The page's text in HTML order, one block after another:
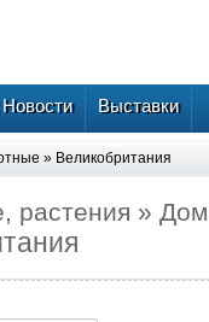
Новости Выставки
» Великобритания
растения »